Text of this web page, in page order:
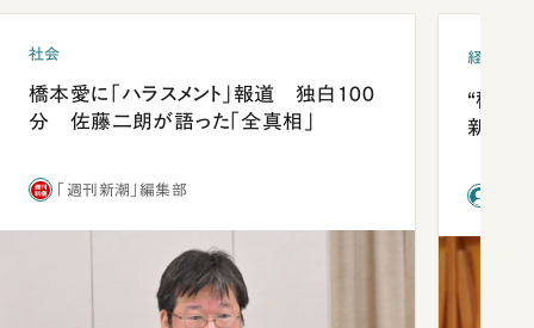
社会
橋本愛に「ハラスメント」報道 独白100
分 佐藤二朗が語った「全真相」
「週刊新潮」編集部
経済・ビ
“稼ぎ
新社長